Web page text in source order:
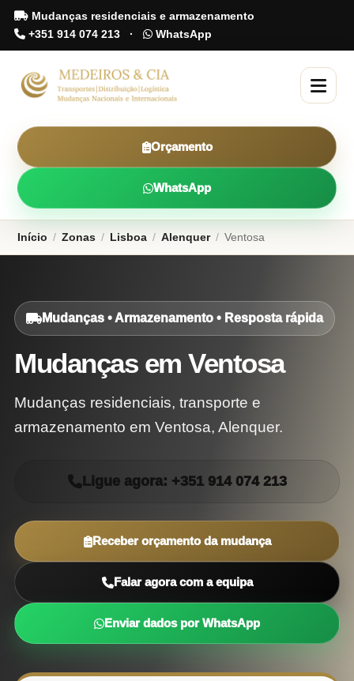
Mudanças residenciais e armazenamento
+351 914 074 213 · WhatsApp
Orçamento
WhatsApp
Início / Zonas / Lisboa / Alenquer / Ventosa
Mudanças • Armazenamento • Resposta rápida
Mudanças em Ventosa
Mudanças residenciais, transporte e
armazenamento em Ventosa, Alenquer.
Ligue agora: +351 914 074 213
Receber orçamento da mudança
Falar agora com a equipa
Enviar dados por WhatsApp